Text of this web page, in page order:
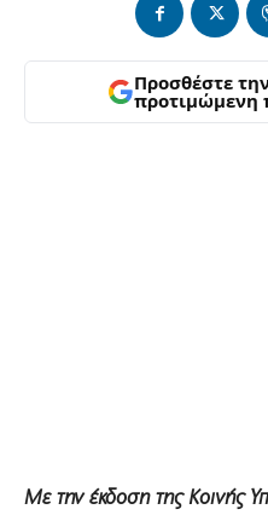
Προσθέστε
προτιμώμενη
Με την έκδοση της Κοινής